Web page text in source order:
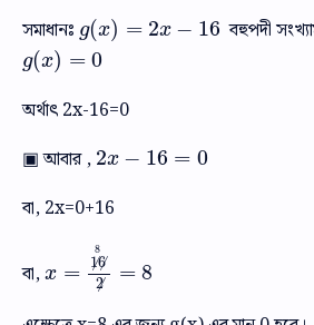
সমাধানঃ g(x) = 2x − 16
g(x)= 2x −16 বহুপদী
g(x) = 0
g(x)= 0
অর্থাৎ 2x-16=0
▣ আবার , 2x − 16 = 0
2x−16 =0
বা, 2x=0+16
বা, x = /
1/
6
8
/
2 = 8
x= ⧸1 68⧸ 2=8